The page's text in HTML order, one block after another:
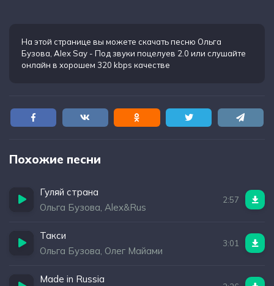
На этой странице вы можете скачать песню Ольга
Бузова, Alex Say - Под звуки поцелуев 2.0 или слушайте
онлайн в хорошем 320 kbps качестве
Похожие песни
Гуляй страна
Ольга Бузова, Alex&Rus
2:57
Такси
Ольга Бузова, Олег Майами
3:01
Made in Russia